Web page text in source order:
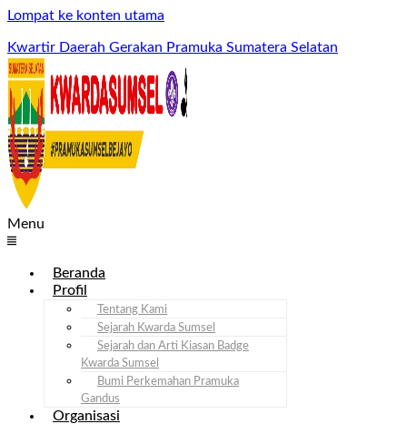
Lompat ke konten utama
Kwartir Daerah Gerakan Pramuka Sumatera Selatan
Menu
Beranda
Profil
Tentang Kami
Sejarah Kwarda Sumsel
Sejarah dan Arti Kiasan Badge
Kwarda Sumsel
Bumi Perkemahan Pramuka
Gandus
Organisasi